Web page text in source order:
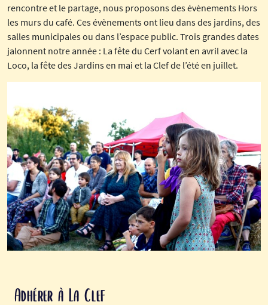
rencontre et le partage, nous proposons des évènements Hors
les murs du café. Ces évènements ont lieu dans des jardins, des
salles municipales ou dans l’espace public. Trois grandes dates
jalonnent notre année : La fête du Cerf volant en avril avec la
Loco, la fête des Jardins en mai et la Clef de l’été en juillet.
Adhérer à La Clef